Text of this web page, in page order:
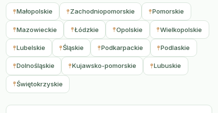
Małopolskie Zachodniopomorskie Pomorskie
Mazowieckie Łódzkie Opolskie Wielkopolskie
Lubelskie Śląskie Podkarpackie Podlaskie
Dolnośląskie Kujawsko-pomorskie Lubuskie
Świętokrzyskie